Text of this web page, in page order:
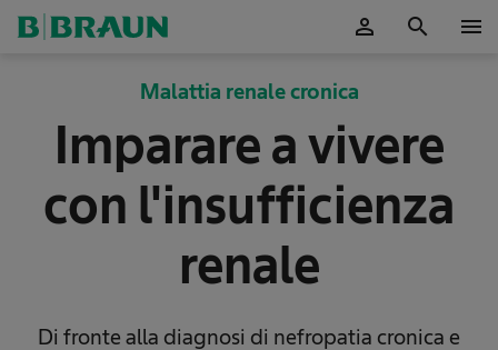
person search menu
Malattia renale cronica
Imparare a vivere
con l'insufficienza
renale
Di fronte alla diagnosi di nefropatia cronica e